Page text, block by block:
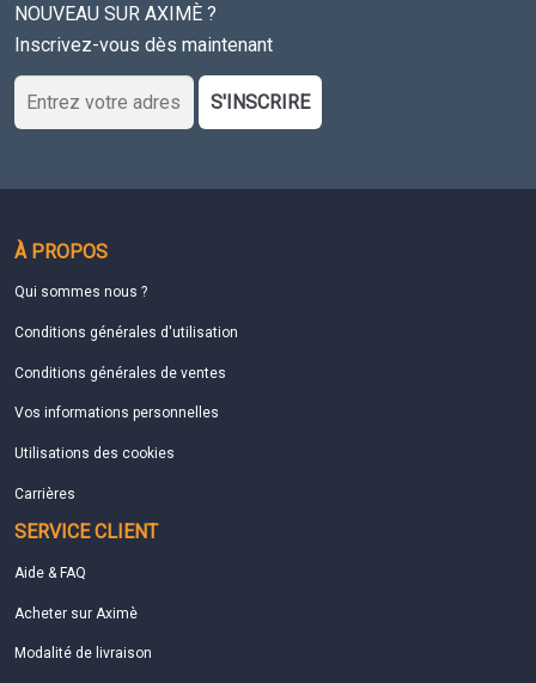
NOUVEAU SUR AXIMÈ ?
Inscrivez-vous dès maintenant
S'INSCRIRE
À PROPOS
Qui sommes nous ?
Conditions générales d'utilisation
Conditions générales de ventes
Vos informations personnelles
Utilisations des cookies
Carrières
SERVICE CLIENT
Aide & FAQ
Acheter sur Aximè
Modalité de livraison